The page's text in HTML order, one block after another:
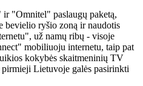
"Omnitel" paslaugų paketą,
bevielio ryšio zoną ir naudotis
už namų ribų - visoje
mobiliuoju internetu, taip pat
kokybės skaitmeninių TV
Lietuvoje galės pasirinkti